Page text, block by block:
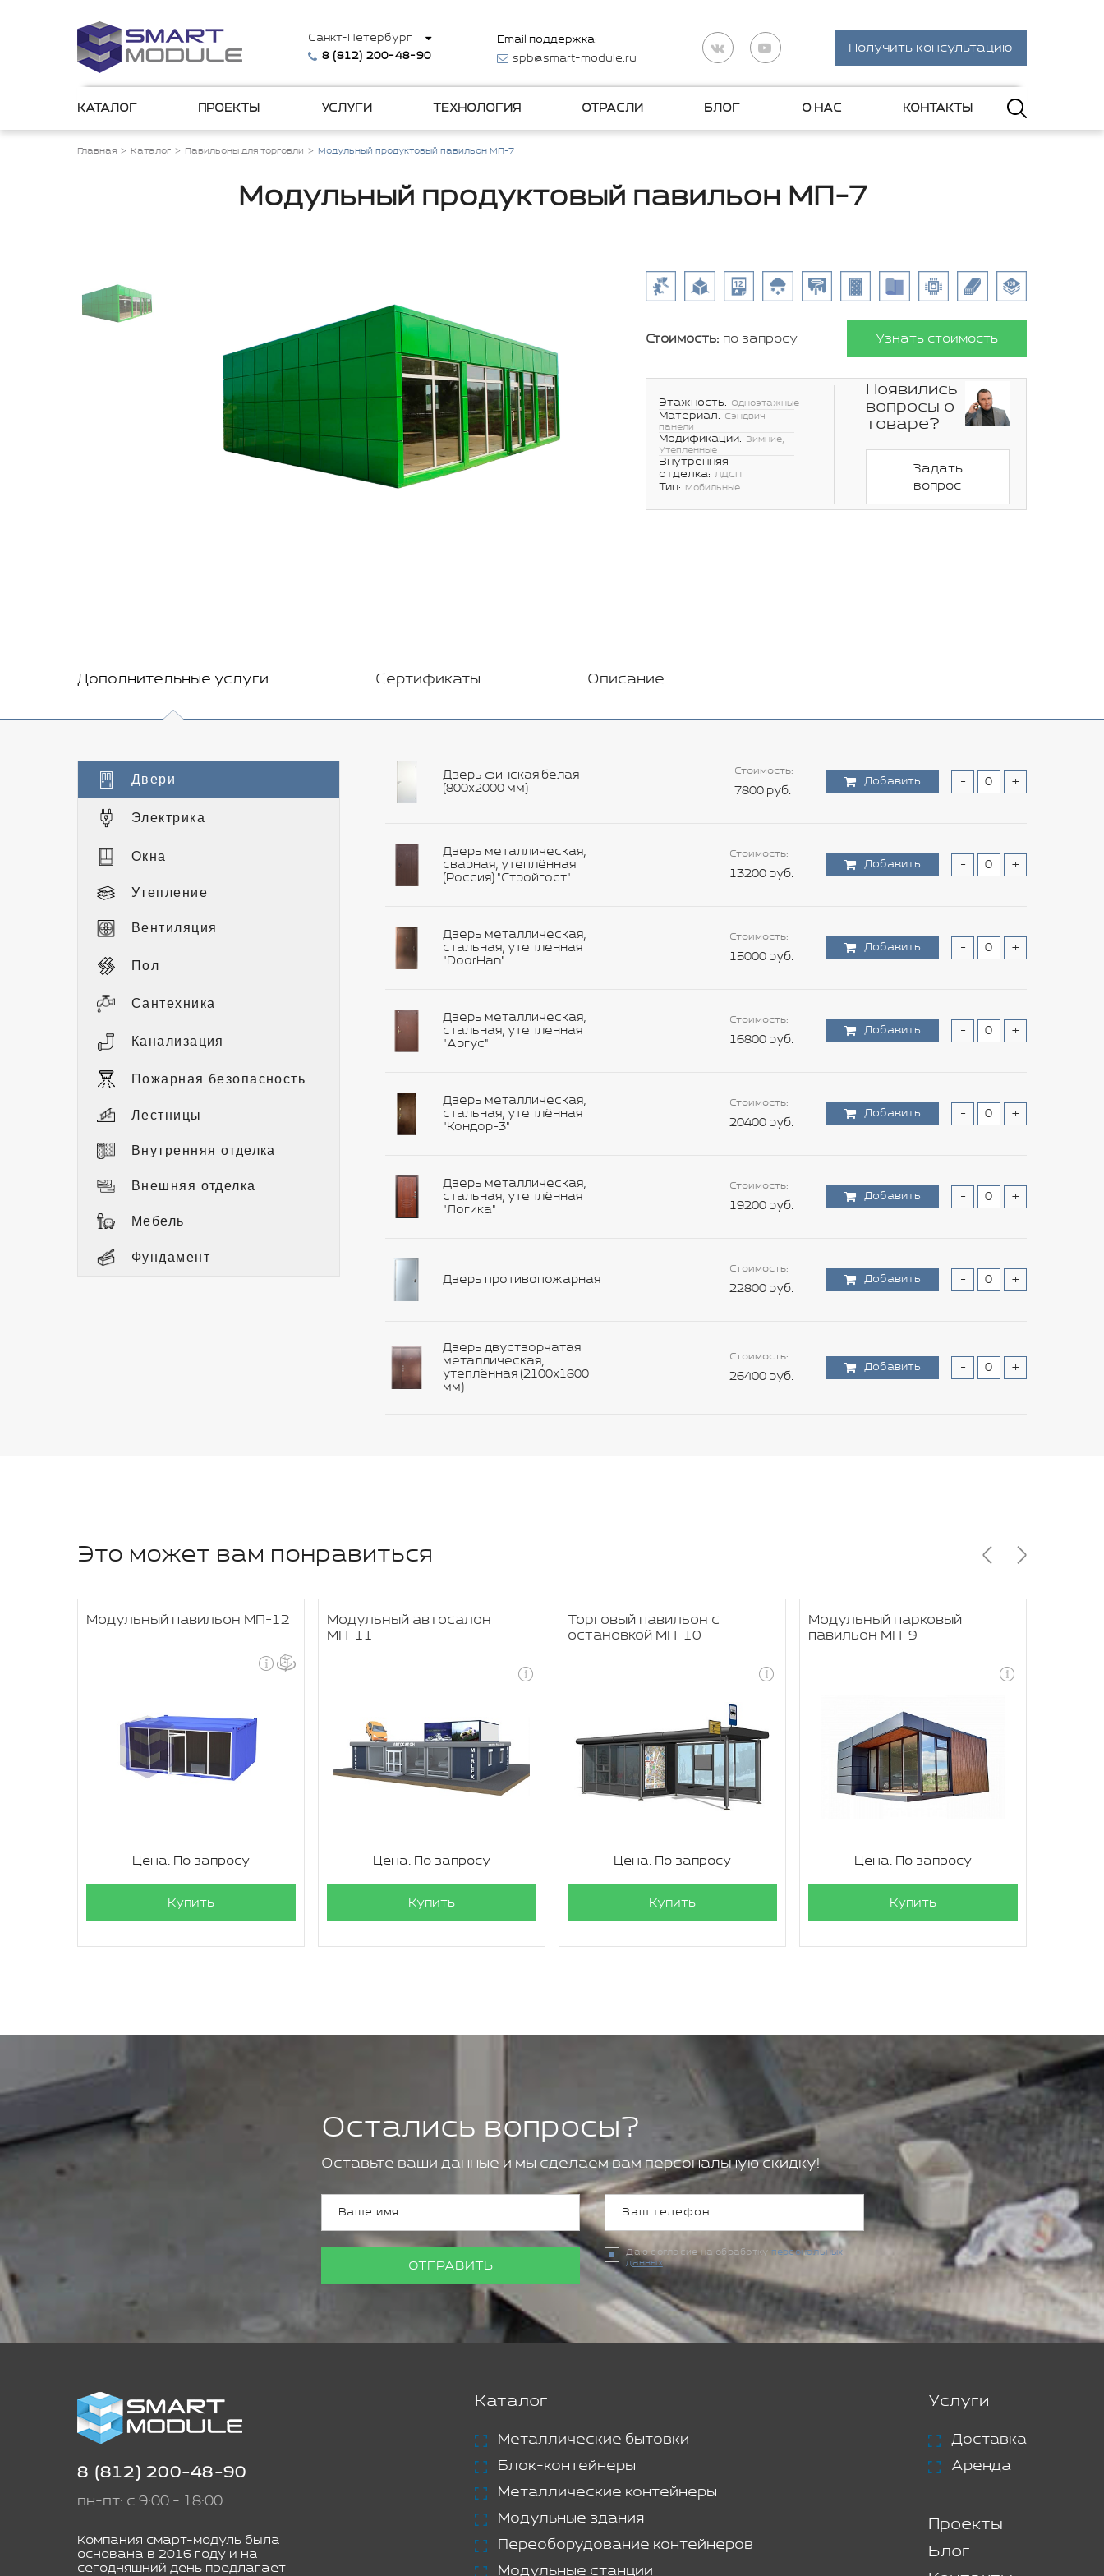
Санкт-Петербург
8 (812) 200-48-90
Email поддержка:
spb@smart-module.ru
Получить консультацию
КАТАЛОГ ПРОЕКТЫ УСЛУГИ ТЕХНОЛОГИЯ ОТРАСЛИ БЛОГ О НАС КОНТАКТЫ
Главная Каталог Павильоны для торговли Модульный продуктовый павильон МП-7
Модульный продуктовый павильон МП-7
Стоимость: по запросу Узнать стоимость
Этажность: Одноэтажные
Материал: Сэндвич
панели
Модификации: Зимние,
Утепленные
Внутренняя
отделка: ЛДСП
Тип: Мобильные
Появились
вопросы о
товаре?
Задать
вопрос
Дополнительные услуги Сертификаты Описание
Двери
Электрика
Окна
Утепление
Вентиляция
Пол
Сантехника
Канализация
Пожарная безопасность
Лестницы
Внутренняя отделка
Внешняя отделка
Мебель
Фундамент
Дверь финская белая
(800х2000 мм)
Стоимость:
7800 руб.
Добавить - +
Дверь металлическая,
сварная, утеплённая
(Россия) "Стройгост"
Стоимость:
13200 руб.
Добавить - +
Дверь металлическая,
стальная, утепленная
"DoorHan"
Стоимость:
15000 руб.
Добавить - +
Дверь металлическая,
стальная, утепленная
"Аргус"
Стоимость:
16800 руб.
Добавить - +
Дверь металлическая,
стальная, утеплённая
"Кондор-3"
Стоимость:
20400 руб.
Добавить - +
Дверь металлическая,
стальная, утеплённая
"Логика"
Стоимость:
19200 руб.
Добавить - +
Дверь противопожарная
Стоимость:
22800 руб.
Добавить - +
Дверь двустворчатая
металлическая,
утеплённая (2100х1800
мм)
Стоимость:
26400 руб.
Добавить - +
Это может вам понравиться
Модульный павильон МП-12
Цена: По запросу
Купить
Модульный автосалон
МП-11
Цена: По запросу
Купить
Торговый павильон с
остановкой МП-10
Цена: По запросу
Купить
Модульный парковый
павильон МП-9
Цена: По запросу
Купить
Остались вопросы?
Оставьте ваши данные и мы сделаем вам персональную скидку!
ОТПРАВИТЬ
Даю согласие на обработку персональных
данных
8 (812) 200-48-90
пн-пт: с 9:00 - 18:00
Компания смарт-модуль была
основана в 2016 году и на
сегодняшний день предлагает
Каталог
Металлические бытовки
Блок-контейнеры
Металлические контейнеры
Модульные здания
Переоборудование контейнеров
Модульные станции
Услуги
Доставка
Аренда
Проекты
Блог